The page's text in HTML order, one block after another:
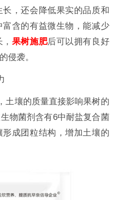
，还会降低果实的品质和
含的有益微生物，能减少
果树施肥后可以拥有良好
侵袭。
土壤的质量直接影响果树的
物菌剂含有6中耐盐复合菌
成团粒结构，增加土壤的